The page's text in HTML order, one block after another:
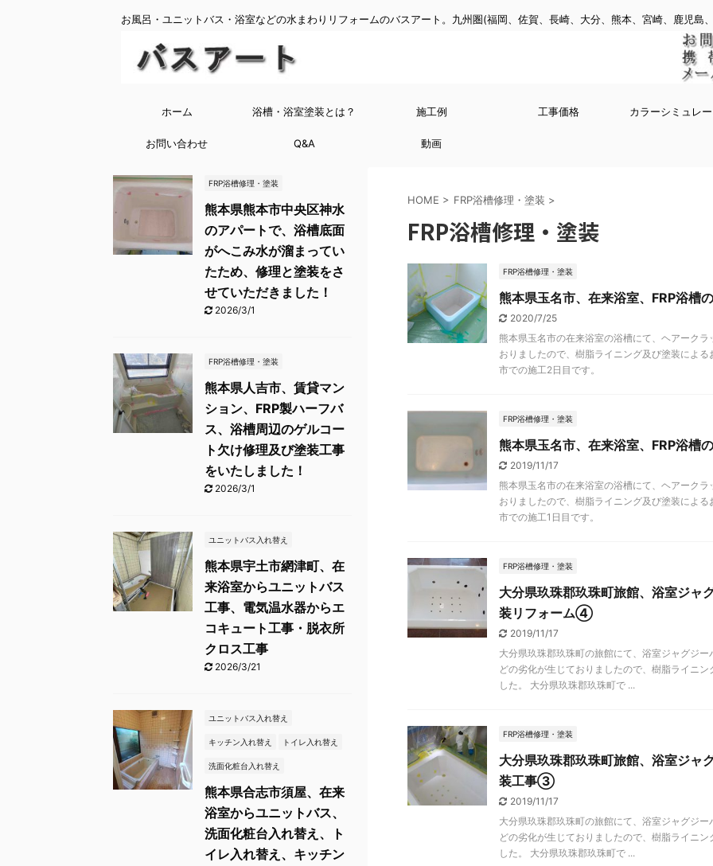
お風呂・ユニットバス・浴室などの水まわりリフォームのバスアート。九州圏(福岡、佐賀、長崎、大分、熊本、宮崎、鹿児島
ホーム 浴槽・浴室塗装とは？ 施工例 工事価格 カラーシミュレ
お問い合わせ Q&A 動画
HOME > FRP浴槽修理・塗装 >
FRP浴槽修理・塗装
FRP浴槽修理・塗装
熊本県玉名市、在来浴室、FRP浴
2020/7/25
熊本県玉名市の在来浴室の浴槽にて、ヘアーク
おりましたので、樹脂ライニング及び塗装によ
市での施工2日目です。
FRP浴槽修理・塗装
熊本県玉名市、在来浴室、FRP浴
2019/11/17
熊本県玉名市の在来浴室の浴槽にて、ヘアーク
おりましたので、樹脂ライニング及び塗装によ
市での施工1日目です。
FRP浴槽修理・塗装
大分県玖珠郡玖珠町旅館、浴室ジャ
装リフォーム④
2019/11/17
大分県玖珠郡玖珠町の旅館にて、浴室ジャグジ
どの劣化が生じておりましたので、樹脂ライニ
した。 大分県玖珠郡玖珠町で ...
FRP浴槽修理・塗装
大分県玖珠郡玖珠町旅館、浴室ジャ
装工事③
2019/11/17
大分県玖珠郡玖珠町の旅館にて、浴室ジャグジ
どの劣化が生じておりましたので、樹脂ライニ
した。 大分県玖珠郡玖珠町で ...
FRP浴槽修理・塗装
熊本県熊本市中央区神水
のアパートで、浴槽底面
がへこみ水が溜まってい
たため、修理と塗装をさ
せていただきました！
2026/3/1
FRP浴槽修理・塗装
熊本県人吉市、賃貸マン
ション、FRP製ハーフバ
ス、浴槽周辺のゲルコー
ト欠け修理及び塗装工事
をいたしました！
2026/3/1
ユニットバス入れ替え
熊本県宇土市網津町、在
来浴室からユニットバス
工事、電気温水器からエ
コキュート工事・脱衣所
クロス工事
2026/3/21
ユニットバス入れ替え
キッチン入れ替え トイレ入れ替え
洗面化粧台入れ替え
熊本県合志市須屋、在来
浴室からユニットバス、
洗面化粧台入れ替え、ト
イレ入れ替え、キッチン